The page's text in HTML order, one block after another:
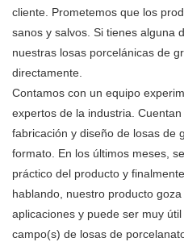
cliente. Prometemos que los
sanos y salvos. Si tienes alguna
nuestras losas porcelánicas de
directamente.
Contamos con un equipo
expertos de la industria.
fabricación y diseño de losas de
formato. En los últimos meses,
práctico del producto y
hablando, nuestro producto
aplicaciones y puede ser muy
campo(s) de losas de